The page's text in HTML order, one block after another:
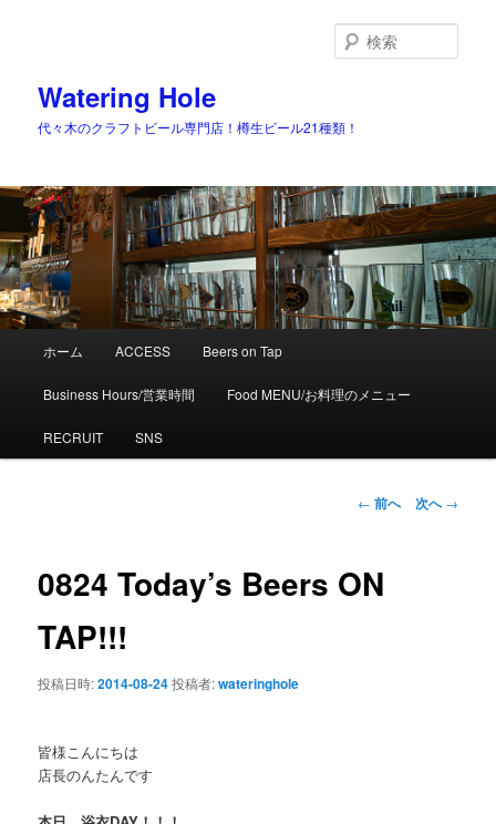
Watering Hole
代々木のクラフトビール専門店！樽生ビール21種類！
索
ュ
メ
イ
ン
テ
ン
ツ
移
ホーム ACCESS Beers on Tap
Business Hours/営業時間 Food MENU/お料理のメニュー
RECRUIT SNS
投
ビ
ゲ
← 前へ 次へ→
0824 Today’s Beers ON
TAP!!!
投稿日時:2014-08-24投稿者:wateringhole
皆様こんにちは
店長のんたんです